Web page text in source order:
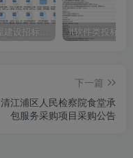
土建、房屋建设招标文件标书模板 it软件类投标书
下一篇
清江浦区人民检察院食堂承
包服务采购项目采购公告